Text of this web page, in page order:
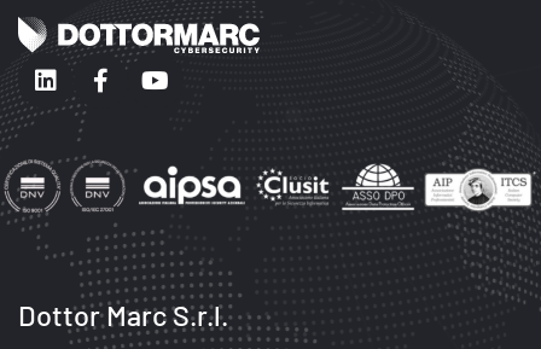
Dottor Marc S.r.l.